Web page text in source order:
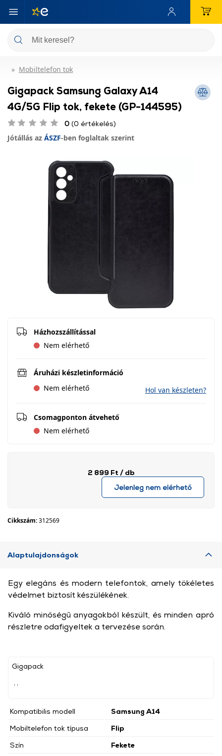
Mobiltelefon tok
Gigapack Samsung Galaxy A14
4G/5G Flip tok, fekete (GP-144595)
0 (0 értékelés)
Jótállás az ÁSZF-ben foglaltak szerint
Házhozszállítással
Nem elérhető
Áruházi készletinformáció
Nem elérhető
Hol van készleten?
Csomagponton átvehető
Nem elérhető
2 899 Ft / db
Jelenleg nem elérhető
Cikkszám:312569
Alaptulajdonságok
Gigapack
Kompatibilis modell
Samsung A14
Mobiltelefon tok típusa
Flip
Szín
Fekete
Egy elegáns és modern telefontok, amely tökéletes
védelmet biztosít készülékének.
Kiváló minőségű anyagokból készült, és minden apró
részletre odafigyeltek a tervezése során.